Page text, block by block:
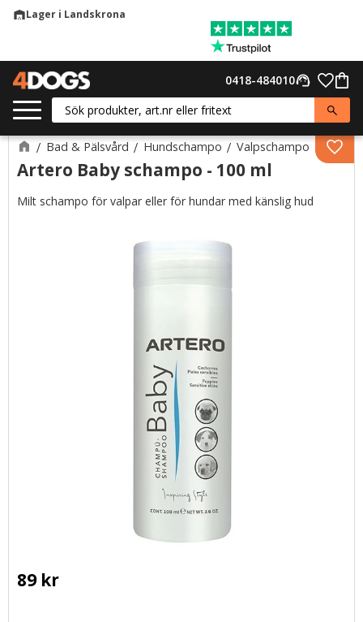
warehouseLager i Landskrona
support_agent
0418-484010
Bad & Pälsvård Hundschampo Valpschampo
Artero Baby schampo - 100 ml
Milt schampo för valpar eller för hundar med känslig hud
89kr